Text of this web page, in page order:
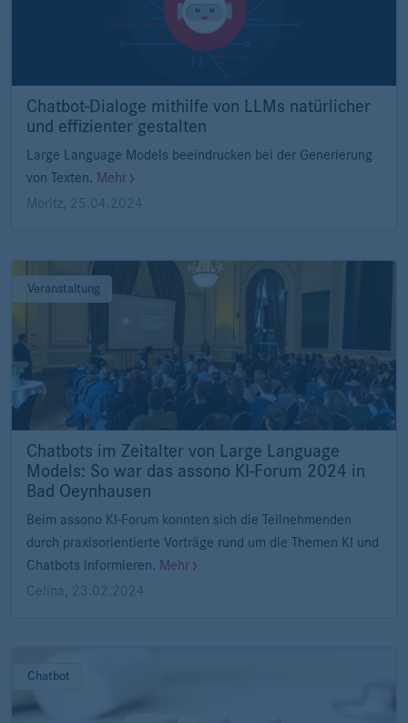
Chatbot-Dialoge mithilfe von LLMs natürlicher
und effizienter gestalten
Large Language Models beeindrucken bei der Generierung
von Texten. Mehr
Moritz
25.04.2024
Veranstaltung
Chatbots im Zeitalter von Large Language
Models: So war das assono KI-Forum 2024 in
Bad Oeynhausen
Beim assono KI-Forum konnten sich die Teilnehmenden
durch praxisorientierte Vorträge rund um die Themen KI und
Chatbots informieren. Mehr
Celina
23.02.2024
Chatbot